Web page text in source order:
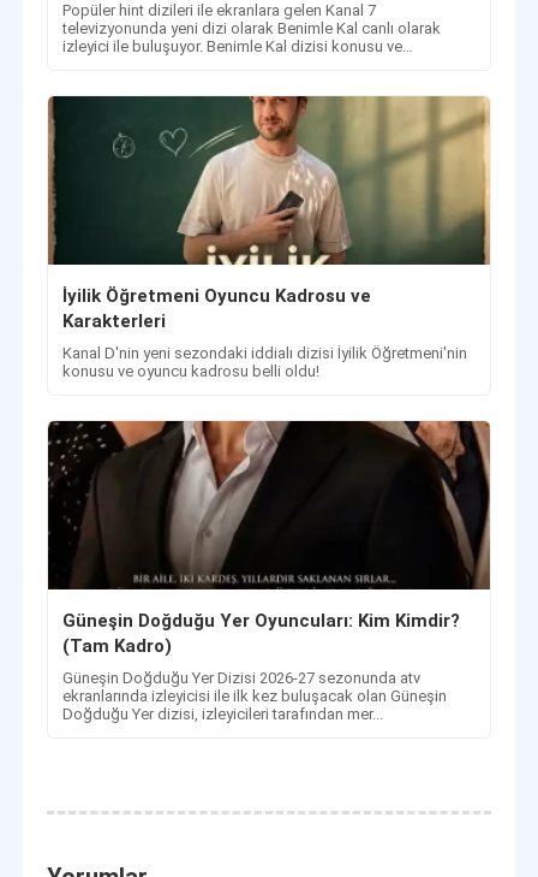
Popüler hint dizileri ile ekranlara gelen Kanal 7
televizyonunda yeni dizi olarak Benimle Kal canlı olarak
izleyici ile buluşuyor. Benimle Kal dizisi konusu ve
İyilik Öğretmeni Oyuncu Kadrosu ve
Karakterleri
Kanal D'nin yeni sezondaki iddialı dizisi İyilik Öğretmeni'nin
konusu ve oyuncu kadrosu belli oldu!
Güneşin Doğduğu Yer Oyuncuları: Kim Kimdir?
(Tam Kadro)
Güneşin Doğduğu Yer Dizisi 2026-27 sezonunda atv
ekranlarında izleyicisi ile ilk kez buluşacak olan Güneşin
Doğduğu Yer dizisi, izleyicileri tarafından mer...